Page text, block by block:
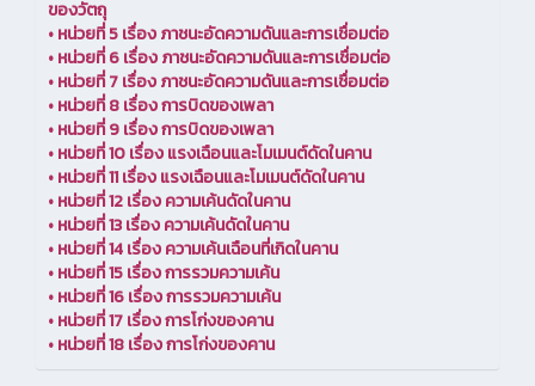
ของวัตถุ
•หน่วยที่ 5 เรื่อง ภาชนะอัดความดันและการเชื่อมต่อ
•หน่วยที่ 6 เรื่อง ภาชนะอัดความดันและการเชื่อมต่อ
•หน่วยที่ 7 เรื่อง ภาชนะอัดความดันและการเชื่อมต่อ
•หน่วยที่ 8 เรื่อง การบิดของเพลา
•หน่วยที่ 9 เรื่อง การบิดของเพลา
•หน่วยที่ 10 เรื่อง แรงเฉือนและโมเมนต์ดัดในคาน
•หน่วยที่ 11 เรื่อง แรงเฉือนและโมเมนต์ดัดในคาน
•หน่วยที่ 12 เรื่อง ความเค้นดัดในคาน
•หน่วยที่ 13 เรื่อง ความเค้นดัดในคาน
•หน่วยที่ 14 เรื่อง ความเค้นเฉือนที่เกิดในคาน
•หน่วยที่ 15 เรื่อง การรวมความเค้น
•หน่วยที่ 16 เรื่อง การรวมความเค้น
•หน่วยที่ 17 เรื่อง การโก่งของคาน
•หน่วยที่ 18 เรื่อง การโก่งของคาน